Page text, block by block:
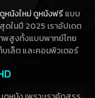
ดูหนังใหม่ดูหนังฟรีแบบ
ในปี 2025 เราอัปเดต
พสูงทั้งแบบพากย์ไทย
เล็ต และคอมพิวเตอร์